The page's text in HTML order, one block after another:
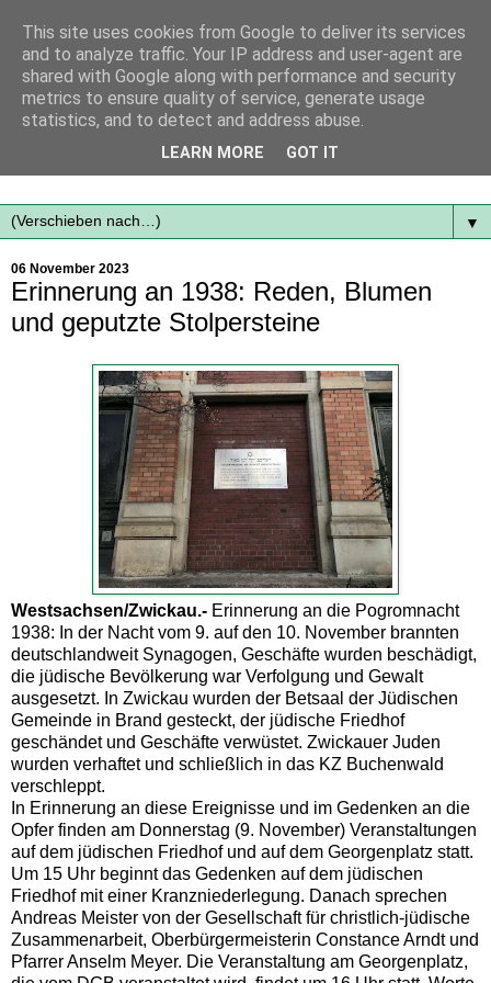
Mit frischen Themen aus der Region immer auf dem
▼
06 November 2023
Erinnerung an 1938: Reden, Blumen
und geputzte Stolpersteine
Westsachsen/Zwickau.- Erinnerung an die Pogromnacht
1938: In der Nacht vom 9. auf den 10. November brannten
deutschlandweit Synagogen, Geschäfte wurden beschädigt,
die jüdische Bevölkerung war Verfolgung und Gewalt
ausgesetzt. In Zwickau wurden der Betsaal der Jüdischen
Gemeinde in Brand gesteckt, der jüdische Friedhof
geschändet und Geschäfte verwüstet. Zwickauer Juden
wurden verhaftet und schließlich in das KZ Buchenwald
verschleppt.
In Erinnerung an diese Ereignisse und im Gedenken an die
Opfer finden am Donnerstag (9. November) Veranstaltungen
auf dem jüdischen Friedhof und auf dem Georgenplatz statt.
Um 15 Uhr beginnt das Gedenken auf dem jüdischen
Friedhof mit einer Kranzniederlegung. Danach sprechen
Andreas Meister von der Gesellschaft für christlich-jüdische
Zusammenarbeit, Oberbürgermeisterin Constance Arndt und
Pfarrer Anselm Meyer. Die Veranstaltung am Georgenplatz,
This site uses cookies from Google to deliver its services
and to analyze traffic. Your IP address and user-agent are
shared with Google along with performance and security
metrics to ensure quality of service, generate usage
statistics, and to detect and address abuse.
LEARN MORE GOT IT